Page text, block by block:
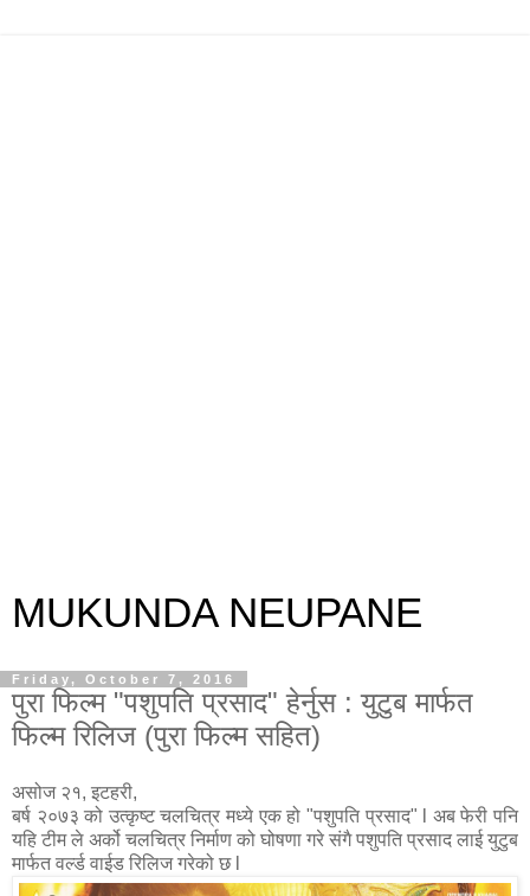
MUKUNDA NEUPANE
Friday, October 7, 2016
पुरा फिल्म "पशुपति प्रसाद" हेर्नुस : युटुब मार्फत
फिल्म रिलिज (पुरा फिल्म सहित)
असोज २१, इटहरी,
बर्ष २०७३ को उत्कृष्ट चलचित्र मध्ये एक हो "पशुपति प्रसाद" l अब फेरी पनि
यहि टीम ले अर्को चलचित्र निर्माण को घोषणा गरे संगै पशुपति प्रसाद लाई युटुब
मार्फत वर्ल्ड वाईड रिलिज गरेको छ l